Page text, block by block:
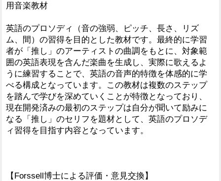
用音楽教材
英語のプロソディ（音の強弱、ピッチ、長さ、リズ
ム、間）の習得を目的とした教材です。最終的に学習
者が「推し」のアーティストの曲調をもとに、対象範
囲の英語表現を含んだ楽曲を生成し、実際に歌えるよ
うに練習することで、英語の音声的特徴を体感的に学
べる構成となっています。この教材は複数のステップ
を踏んで学びを深めていくことが特徴となっており、
現在開発済みの最初のステップは自分が聞いて励みに
なる「推し」のセリフを題材として、英語のプロソデ
ィ習得を目指す内容となっています。
【Forssell博士による評価・意見交換】